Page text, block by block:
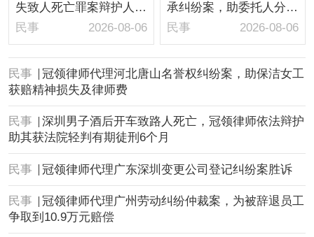
失致人死亡罪案辩护人，
依法辩护助嫌疑人取保候
民事 2026-08-06
承纠纷案，助委托人分得
房屋1/10继承份额
民事 2026-08-06
民事
冠领律师代理河北唐山名誉权纠纷案，助保洁女工
获赔精神损失及律师费
民事
深圳男子酒后开车致路人死亡，冠领律师依法辩护
助其获法院轻判有期徒刑6个月
民事 冠领律师代理广东深圳变更公司登记纠纷案胜诉
民事
冠领律师代理广州劳动纠纷仲裁案，为被辞退员工
争取到10.9万元赔偿